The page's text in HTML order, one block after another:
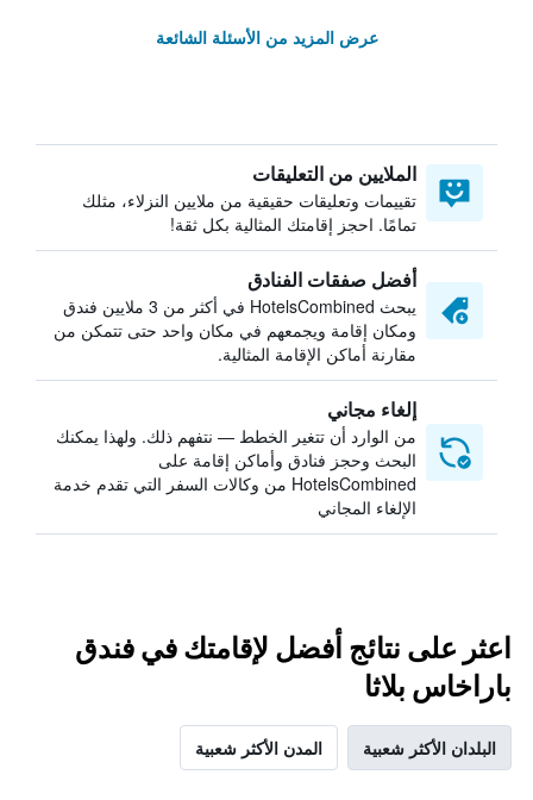
عرض المزيد من الأسئلة الشائعة
الملايين من التعليقات
تقييمات وتعليقات حقيقية من ملايين النزلاء، مثلك
تمامًا. احجز إقامتك المثالية بكل ثقة!
أفضل صفقات الفنادق
يبحث HotelsCombined في أكثر من 3 ملايين فندق
ومكان إقامة ويجمعهم في مكان واحد حتى تتمكن من
مقارنة أماكن الإقامة المثالية.
إلغاء مجاني
من الوارد أن تتغير الخطط — نتفهم ذلك. ولهذا يمكنك
البحث وحجز فنادق وأماكن إقامة على
HotelsCombined من وكالات السفر التي تقدم خدمة
الإلغاء المجاني
اعثر على نتائج أفضل لإقامتك في فندق
باراخاس بلاثا
البلدان الأكثر شعبية المدن الأكثر شعبية